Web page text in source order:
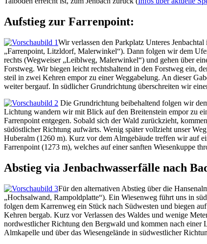
Aufstieg zur Farrenpoint:
Wir verlassen den Parkplatz Unteres
„Farrenpoint, Litzldorf, Malerwinkel“). Dann folgen wir dem
rechts (Wegweiser „Leiblweg, Malerwinkel“) und gehen über
Forstweg. Wir biegen leicht rechtshaltend in den Forstweg ein,
steil in zwei Kehren empor zu einer Weggabelung. An dieser
weiter bergauf. In südlicher Grundrichtung überschreiten wir
Die Grundrichtung beibehaltend folgen wir
Lichtung wandern wir mit Blick auf den Breitenstein empor zu
Farrenpoint entgegen. Sobald sich der Wald zurückzieht,
südöstlicher Richtung aufwärts. Wenig später vollzieht unser
Huberalm (1260 m). Kurz vor dem Almgebäude treffen wir auf
Farrenpoint (1273 m), welches auf einer sanften Wiesenkuppe
Abstieg via Jenbachwasserfälle nach
Für den alternativen Abstieg über die
„Hochsalwand, Rampoldplatte“). Ein Wiesenweg führt uns in
folgen dem Karrenweg ein Stück nach Südwesten und biegen
Kehren bergab. Kurz vor Verlassen des Waldes und wenige
nordwestlicher Richtung den Bergwald und kommen nach
Almkapelle und über das Wiesengelände in südwestlicher